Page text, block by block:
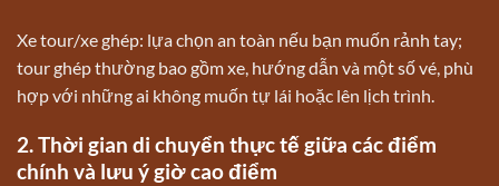
Xe tour/xe ghép: lựa chọn an toàn nếu bạn muốn rảnh tay;
tour ghép thường bao gồm xe, hướng dẫn và một số vé, phù
hợp với những ai không muốn tự lái hoặc lên lịch trình.
2. Thời gian di chuyển thực tế giữa các điểm
chính và lưu ý giờ cao điểm